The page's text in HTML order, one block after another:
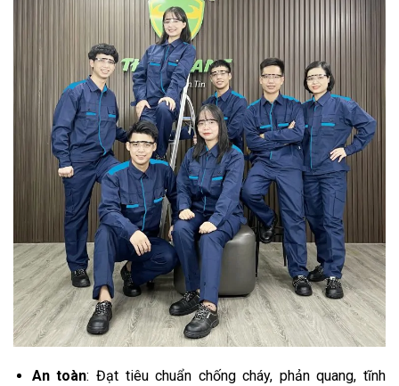
An toàn: Đạt tiêu chuẩn chống cháy, phản quang, tĩnh